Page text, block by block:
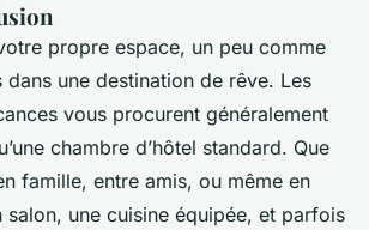
propre espace, un peu comme
une destination de rêve. Les
vous procurent généralement
chambre d’hôtel standard. Que
famille, entre amis, ou même en
une cuisine équipée, et parfois